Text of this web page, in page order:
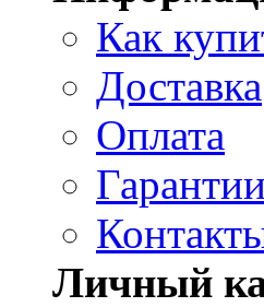
Как
Доставка
Оплата
Гарантии
Личный